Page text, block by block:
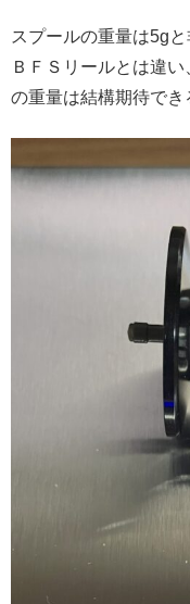
スプールの重量は5gと
ＢＦＳリールとは違
の重量は結構期待でき